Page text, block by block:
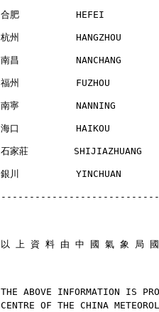
合肥          HEFEI
杭州          HANGZHOU
南昌          NANCHANG
福州          FUZHOU
南寧          NANNING
海口          HAIKOU
石家莊
銀川          YINCHUAN
以 上 資 料 由 中 國 氣 象 局
THE ABOVE INFORMATION IS
CENTRE OF THE CHINA